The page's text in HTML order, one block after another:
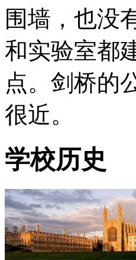
围墙，也没
和实验室都
点。剑桥的
很近。
学校历史